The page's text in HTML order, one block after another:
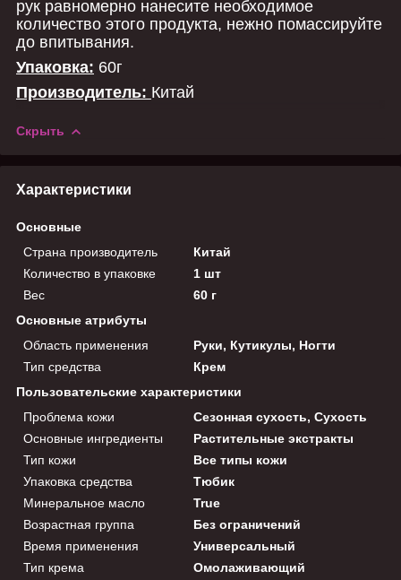
рук равномерно нанесите необходимое
количество этого продукта, нежно помассируйте
до впитывания.
Упаковка: 60г
Производитель: Китай
Скрыть
Характеристики
Основные
Страна производитель
Китай
Количество в упаковке
1 шт
Вес
60 г
Основные атрибуты
Область применения
Руки, Кутикулы, Ногти
Тип средства
Крем
Пользовательские характеристики
Проблема кожи
Сезонная сухость, Сухость
Основные ингредиенты
Растительные экстракты
Тип кожи
Все типы кожи
Упаковка средства
Тюбик
Минеральное масло
True
Возрастная группа
Без ограничений
Время применения
Универсальный
Тип крема
Омолаживающий